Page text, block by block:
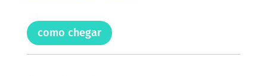
como chegar